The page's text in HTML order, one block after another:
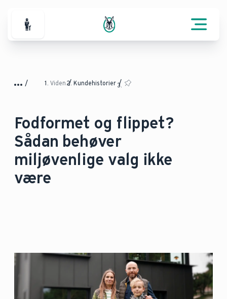
For professionelle
Viden Kundehistorier
Fodformet og flippet?
Sådan behøver
miljøvenlige valg ikke
være